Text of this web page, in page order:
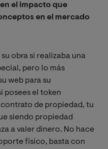
el impacto que
en el mercado
obra si realizaba una
pero lo más
web para su
posees el token
de propiedad, tu
siendo propiedad
a valer dinero. No hace
físico, basta con